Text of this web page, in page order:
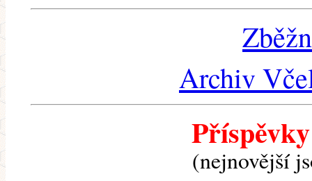
Archiv
(nejnovější